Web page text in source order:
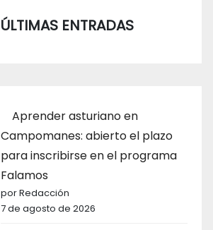
ÚLTIMAS ENTRADAS
Aprender asturiano en
Campomanes: abierto el plazo
para inscribirse en el programa
Falamos
por Redacción
7 de agosto de 2026